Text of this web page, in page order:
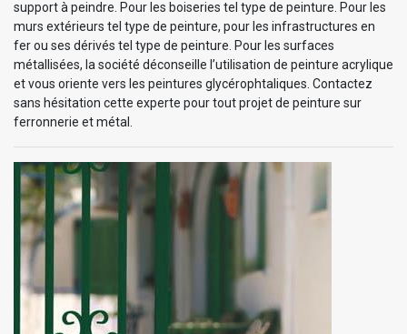
support à peindre. Pour les boiseries tel type de peinture. Pour les
murs extérieurs tel type de peinture, pour les infrastructures en
fer ou ses dérivés tel type de peinture. Pour les surfaces
métallisées, la société déconseille l’utilisation de peinture acrylique
et vous oriente vers les peintures glycérophtaliques. Contactez
sans hésitation cette experte pour tout projet de peinture sur
ferronnerie et métal.